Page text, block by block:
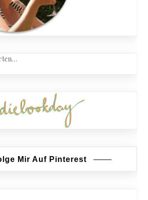
Mir Auf Pinterest